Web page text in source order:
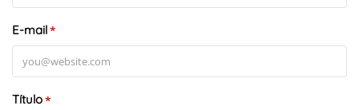
E-mail*
Título*